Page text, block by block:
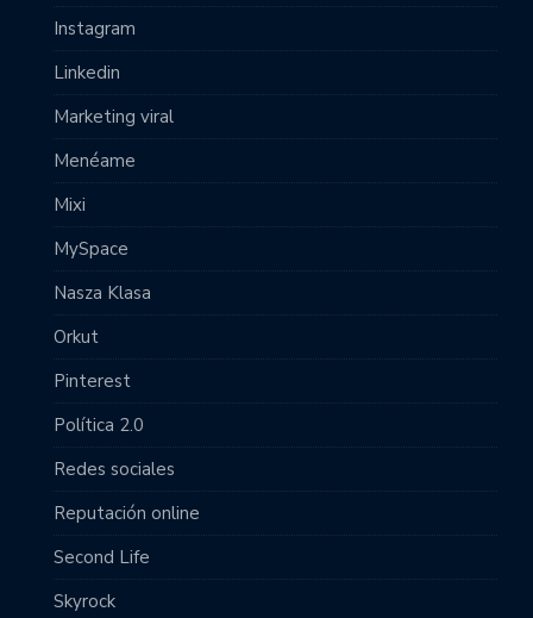
Instagram
Linkedin
Marketing viral
Menéame
Mixi
MySpace
Nasza Klasa
Orkut
Pinterest
Política 2.0
Redes sociales
Reputación online
Second Life
Skyrock